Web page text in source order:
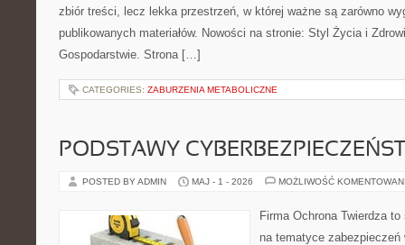
zbiór treści, lecz lekka przestrzeń, w której ważne są zarówno
publikowanych materiałów. Nowości na stronie: Styl Życia i
Gospodarstwie. Strona […]
CATEGORIES: ZABURZENIA METABOLICZNE
PODSTAWY
POSTED BY ADMIN MAJ - 1 - 2026 MOŻLIWOŚĆ
Firma Ochrona Twierdza
na tematyce